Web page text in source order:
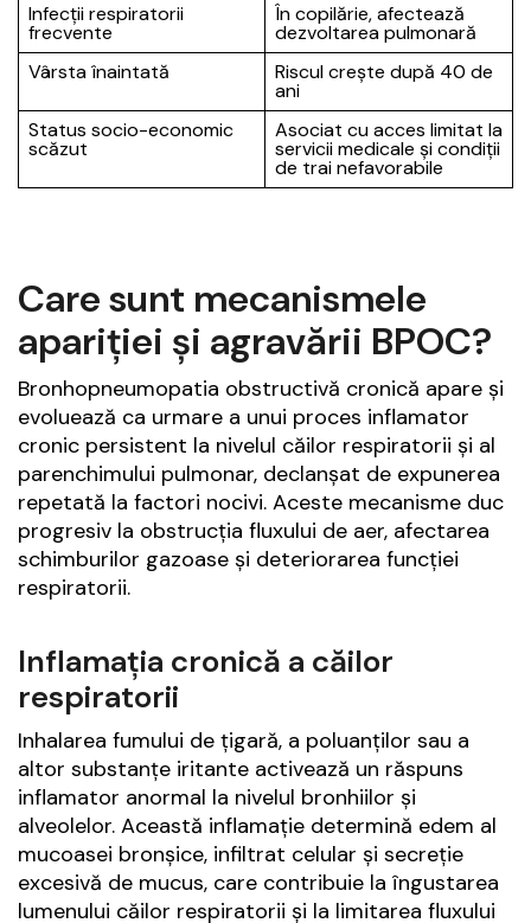
Infecții respiratorii
frecvente
În copilărie, afectează
dezvoltarea pulmonară
Vârsta înaintată
Riscul crește după 40 de
ani
Status socio-economic
scăzut
Asociat cu acces limitat la
servicii medicale și condiții
de trai nefavorabile
Care sunt mecanismele
apariției și agravării BPOC?
Bronhopneumopatia obstructivă cronică apare și
evoluează ca urmare a unui proces inflamator
cronic persistent la nivelul căilor respiratorii și al
parenchimului pulmonar, declanșat de expunerea
repetată la factori nocivi. Aceste mecanisme duc
progresiv la obstrucția fluxului de aer, afectarea
schimburilor gazoase și deteriorarea funcției
respiratorii.
Inflamația cronică a căilor
respiratorii
Inhalarea fumului de țigară, a poluanților sau a
altor substanțe iritante activează un răspuns
inflamator anormal la nivelul bronhiilor și
alveolelor. Această inflamație determină edem al
mucoasei bronșice, infiltrat celular și secreție
excesivă de mucus, care contribuie la îngustarea
lumenului căilor respiratorii și la limitarea fluxului